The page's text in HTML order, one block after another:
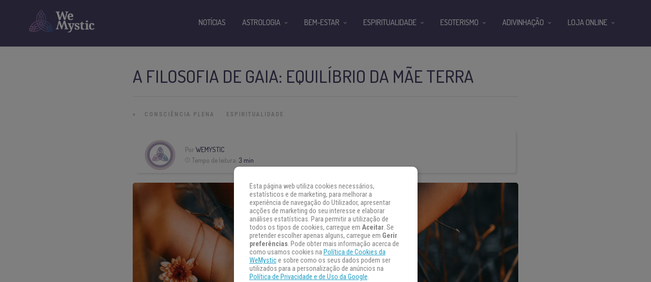
A FILOSOFIA DE GAIA: EQUILÍBRIO DA MÃE TERRA
» CONSCIÊNCIA PLENA ESPIRITUALIDADE
PorWEMYSTIC
Tempo de leitura:3 min
NOTÍCIAS ASTROLOGIA BEM-ESTAR ESPIRITUALIDADE ESOTERISMO ADIVINHAÇÃO LOJA ONLINE
Esta página web utiliza cookies necessários,
estatísticos e de marketing, para melhorar a
experiência de navegação do Utilizador, apresentar
acções de marketing do seu interesse e elaborar
análises estatísticas. Para permitir a utilização de
todos os tipos de cookies, carregue em Aceitar. Se
pretender escolher apenas alguns, carregue em Gerir
preferências. Pode obter mais informação acerca de
como usamos cookies na Política de Cookies da
WeMystice sobre como os seus dados podem ser
utilizados para a personalização de anúncios na
Política de Privacidade e de Uso da Google.